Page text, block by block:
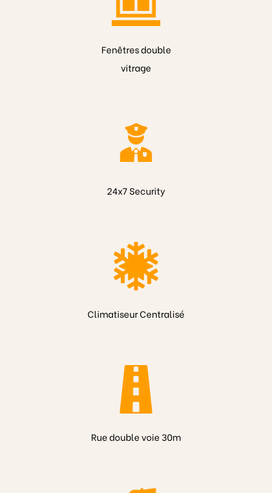
Fenêtres double
vitrage
24x7 Security
Climatiseur Centralisé
Rue double voie 30m